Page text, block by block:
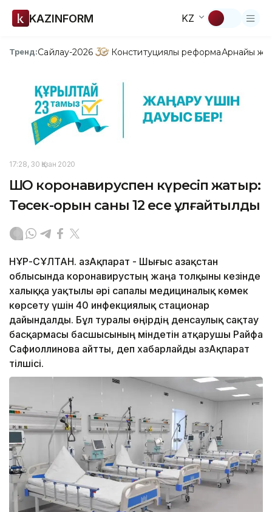
KAZINFORM KZ
Тренд:Сайлау-2026 Конституциялық реформаАрнайы
17:28, 30 Қазан 2020
ШҚО коронавируспен күресіп жатыр:
Төсек-орын саны 12 есе ұлғайтылды
НҰР-СҰЛТАН. ҚазАқпарат - Шығыс Қазақстан
облысында коронавирустың жаңа толқыны кезінде
халыққа уақтылы әрі сапалы медициналық көмек
көрсету үшін 40 инфекциялық стационар
дайындалды. Бұл туралы өңірдің денсаулық сақтау
басқармасы басшысының міндетін атқарушы Райфа
Сафиоллинова айтты, деп хабарлайды ҚазАқпарат
тілшісі.